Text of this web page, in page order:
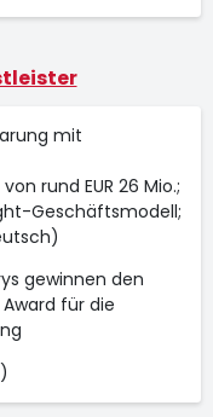
mit
rund EUR 26 Mio.;
Geschäftsmodell;
gewinnen den
für die